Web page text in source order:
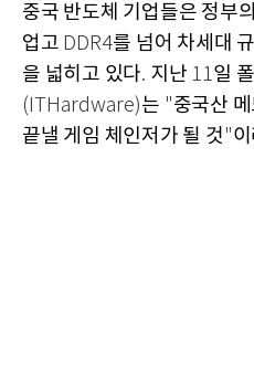
중국 반도체 기업들은 정부
업고 DDR4를 넘어 차세대
을 넓히고 있다. 지난 11일
(ITHardware)는 "중국산
끝낼 게임 체인저가 될 것 "